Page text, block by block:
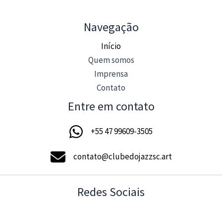
Navegação
Início
Quem somos
Imprensa
Contato
Entre em contato
+55 47 99609-3505
contato@clubedojazzsc.art
Redes Sociais